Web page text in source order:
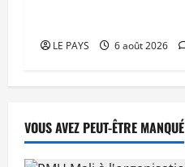
LE PAYS 6 août 2026
VOUS AVEZ PEUT-ÊTRE MANQUÉ